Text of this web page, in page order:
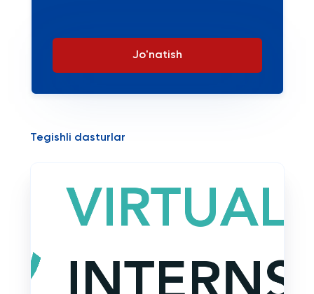
Jo'natish
Tegishli dasturlar